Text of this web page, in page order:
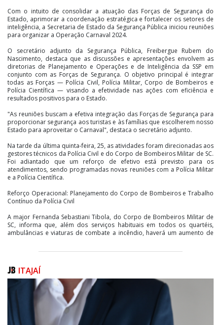
Com o intuito de consolidar a atuação das Forças de Segurança do
Estado, aprimorar a coordenação estratégica e fortalecer os setores de
inteligência, a Secretaria de Estado da Segurança Pública iniciou reuniões
para organizar a Operação Carnaval 2024.
O secretário adjunto da Segurança Pública, Freibergue Rubem do
Nascimento, destaca que as discussões e apresentações envolvem as
diretorias de Planejamento e Operações e de Inteligência da SSP em
conjunto com as Forças de Segurança. O objetivo principal é integrar
todas as Forças — Polícia Civil, Polícia Militar, Corpo de Bombeiros e
Polícia Científica — visando a efetividade nas ações com eficiência e
resultados positivos para o Estado.
"As reuniões buscam a efetiva integração das Forças de Segurança para
proporcionar segurança aos turistas e às famílias que escolherem nosso
Estado para aproveitar o Carnaval", destaca o secretário adjunto.
Na tarde da última quinta-feira, 25, as atividades foram direcionadas aos
gestores técnicos da Polícia Civil e do Corpo de Bombeiros Militar de SC.
Foi adiantado que um reforço de efetivo está previsto para os
atendimentos, sendo programadas novas reuniões com a Polícia Militar
e a Polícia Científica.
Reforço Operacional: Planejamento do Corpo de Bombeiros e Trabalho
Contínuo da Polícia Civil
A major Fernanda Sebastiani Tibola, do Corpo de Bombeiros Militar de
SC, informa que, além dos serviços habituais em todos os quartéis,
ambulâncias e viaturas de combate a incêndio, haverá um aumento de
"Em Florianópolis, durante o Desfile das Escolas de Samba na Passarela
Nego Quirido e nos blocos de rua próximos ao Largo do Alfândega,
teremos uma ambulância adicional. Em Laguna, teremos uma guarnição
a mais por dia durante o período do Carnaval, e em Joaçaba, haverá
reforço de efetivo com uma ambulância, um caminhão de combate a
incêndio e uma viatura de resgate para auxiliar nos atendimentos",
destaca.
ITAJAÍ